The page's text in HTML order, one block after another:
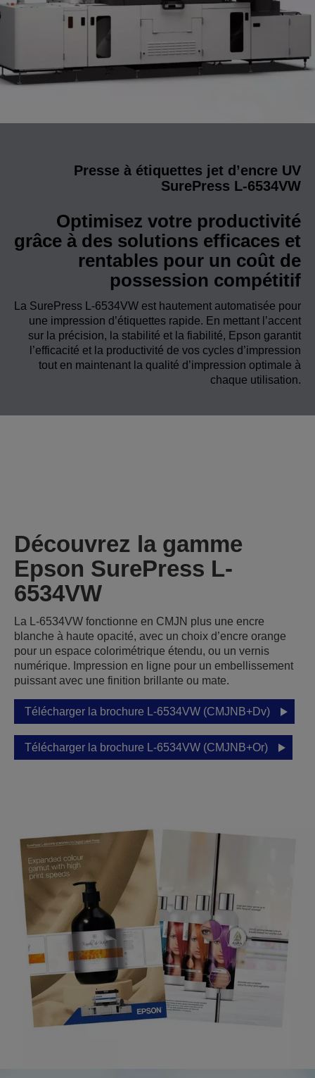
Presse à étiquettes jet d’encre UV
SurePress L-6534VW
Optimisez votre productivité
grâce à des solutions efficaces et
rentables pour un coût de
possession compétitif
La SurePress L-6534VW est hautement automatisée pour
une impression d’étiquettes rapide. En mettant l’accent
sur la précision, la stabilité et la fiabilité, Epson garantit
l’efficacité et la productivité de vos cycles d’impression
tout en maintenant la qualité d’impression optimale à
chaque utilisation.
Découvrez la gamme
Epson SurePress L-
6534VW
La L-6534VW fonctionne en CMJN plus une encre
blanche à haute opacité, avec un choix d’encre orange
pour un espace colorimétrique étendu, ou un vernis
numérique. Impression en ligne pour un embellissement
puissant avec une finition brillante ou mate.
Télécharger la brochure L-6534VW (CMJNB+Dv)
Télécharger la brochure L-6534VW (CMJNB+Or)